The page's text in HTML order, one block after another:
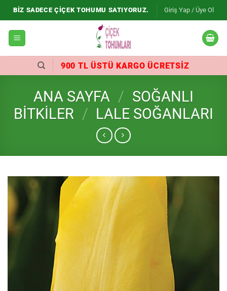
İçeriğe
atla
BIZ SADECE ÇIÇEK TOHUMU SATIYORUZ. Giriş Yap / Üye Ol
900 TL ÜSTÜ KARGO ÜCRETSIZ
ANA SAYFA / SOĞANLI
BITKILER / LALE SOĞANLARI